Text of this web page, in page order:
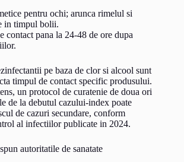
pentru ochi; arunca rimelul si
in timpul bolii.
contact pana la 24-48 de ore dupa
pe baza de clor si alcool sunt
timpul de contact specific produsului.
un protocol de curatenie de doua ori
de la debutul cazului-index poate
de cazuri secundare, conform
al infectiilor publicate in 2024.
autoritatile de sanatate